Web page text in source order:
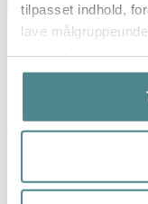
tilpasset indhold,
lave
persondatapolitik.
tilbage eller ændre
Hvis du tillader det,